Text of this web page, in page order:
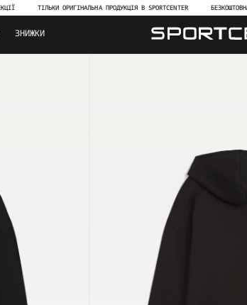
ТІЛЬКИ ОРИГІНАЛЬНА ПРОДУКЦІЯ В SPORTCENTER БЕЗКОШТОВНА
ЗНИЖКИ